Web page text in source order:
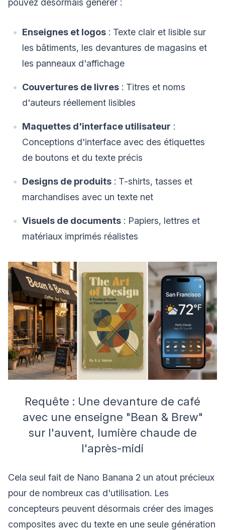
pouvez désormais générer :
Enseignes et logos : Texte clair et lisible sur
les bâtiments, les devantures de magasins et
les panneaux d'affichage
Couvertures de livres : Titres et noms
d'auteurs réellement lisibles
Maquettes d'interface utilisateur :
Conceptions d'interface avec des étiquettes
de boutons et du texte précis
Designs de produits : T-shirts, tasses et
marchandises avec un texte net
Visuels de documents : Papiers, lettres et
matériaux imprimés réalistes
Requête : Une devanture de café
avec une enseigne "Bean & Brew"
sur l'auvent, lumière chaude de
l'après-midi
Cela seul fait de Nano Banana 2 un atout précieux
pour de nombreux cas d'utilisation. Les
concepteurs peuvent désormais créer des images
composites avec du texte en une seule génération